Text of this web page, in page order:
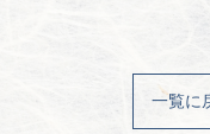
一覧に